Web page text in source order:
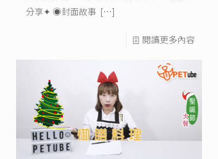
分享✦ ◉封面故事 […]
閱讀更多內容